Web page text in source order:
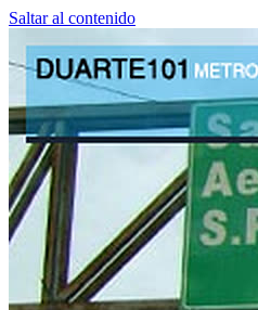
Saltar al contenido